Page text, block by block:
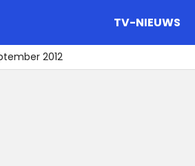
TV-NIEUWS
2012